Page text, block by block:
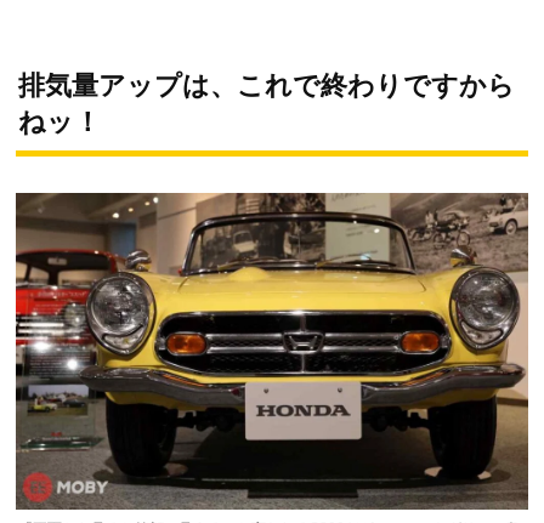
排気量アップは、これで終わりですから
ねッ！